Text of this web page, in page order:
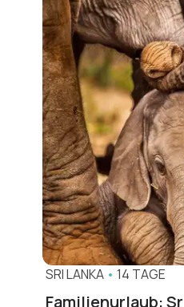
SRI LANKA • 14 TAGE
Familienurlaub: